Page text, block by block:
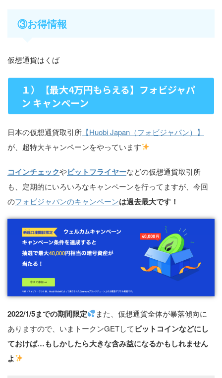
③お得情報
仮想通貨はくば
１）【最大4万円もらえる】フォビジャパ
ン キャンペーン
日本の仮想通貨取引所 【Huobi Japan（フォビジャパン）】
が、超特大キャンペーンをやっています
コインチェックやビットフライヤーなどの仮想通貨取引所
も、定期的にいろいろなキャンペーンを行ってますが、今回
のフォビジャパンのキャンペーンは過去最大です！
2022/1/5までの期間限定
また、仮想通貨全体が暴落傾向に
ありますので、いまトークンGETしてビットコインなどにし
ておけば…もしかしたら大きな含み益になるかもしれません
よ